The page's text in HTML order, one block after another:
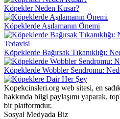
Köpekler Neden Kusar?
Köpeklerde Aşılamanın Önemi
Köpeklerde Bağırsak Tıkanıklığı:
Köpeklerde Wobbler Sendromu:
Kopekcinsleri.org web sitesi, en
hakkında bilgi paylaşımı yaparak,
bir platformdur.
Sosyal Medyada Biz